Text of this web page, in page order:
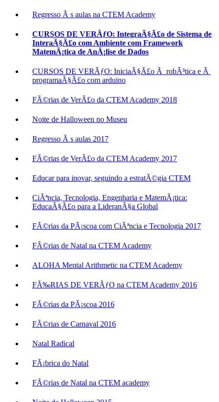
Regresso Ã s aulas na CTEM Academy
CURSOS DE VERÃƒO: IntegraÃ§Ã£o de Sistema de
InteraÃ§Ã£o com Ambiente com Framework
MatemÃ¡tica de AnÃ¡lise de Dados
CURSOS DE VERÃƒO: IniciaÃ§Ã£o Ã robÃ³tica e Ã
programaÃ§Ã£o com arduino
FÃ©rias de VerÃ£o da CTEM Academy 2018
Noite de Halloween no Museu
Regresso Ã s aulas 2017
FÃ©rias de VerÃ£o da CTEM Academy 2017
Educar para inovar, seguindo a estratÃ©gia CTEM
CiÃªncia, Tecnologia, Engenharia e MatemÃ¡tica:
EducaÃ§Ã£o para a LideranÃ§a Global
FÃ©rias da PÃ¡scoa com CiÃªncia e Tecnologia 2017
FÃ©rias de Natal na CTEM Academy
ALOHA Mental Arithmetic na CTEM Academy
FÃ‰RIAS DE VERÃƒO na CTEM Academy 2016
FÃ©rias da PÃ¡scoa 2016
FÃ©rias de Carnaval 2016
Natal Radical
FÃ¡brica do Natal
FÃ©rias de Natal na CTEM academy